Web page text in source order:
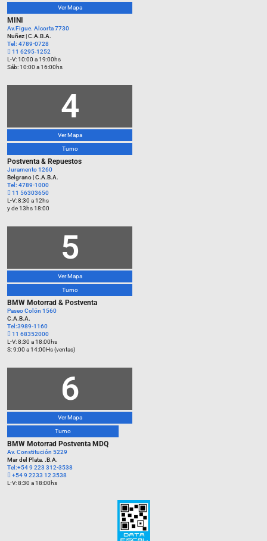
Ver Mapa
MINI
Av.Figue. Alcorta 7730
Nuñez | C.A.B.A.
Tel: 4789-0728
‪11 6295‑1252‬
L-V: 10:00 a 19:00hs
Sáb: 10:00 a 16:00hs
4
Ver Mapa
Turno
Postventa & Repuestos
Juramento 1260
Belgrano | C.A.B.A.
Tel: 4789-1000
11 56303650
L-V: 8:30 a 12hs
y de 13hs 18:00
5
Ver Mapa
Turno
BMW Motorrad & Postventa
Paseo Colón 1560
C.A.B.A.
Tel:3989-1160
11 68352000
L-V: 8:30 a 18:00hs
S: 9:00 a 14:00Hs (ventas)
6
Ver Mapa
Turno
BMW Motorrad Postventa MDQ
Av. Constitución 5229
Mar del Plata. .B.A.
Tel:+54 9 223 312-3538
+54 9 2233 12 3538
L-V: 8:30 a 18:00hs